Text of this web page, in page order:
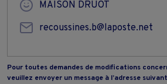
MAISON DRUOT
recoussines.b@laposte.net
Pour toutes demandes de modifications
veuillez envoyer un message à l’adresse